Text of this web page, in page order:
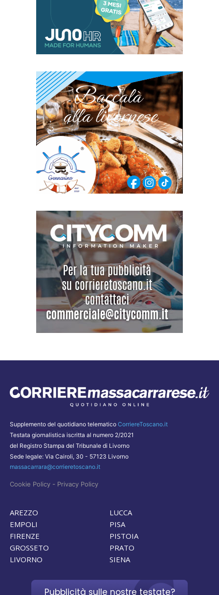
Supplemento del quotidiano telematico CorriereToscano.it
Testata giornalistica iscritta al numero 2/2021
del Registro Stampa del Tribunale di Livorno
Sede legale: Via Cairoli, 30 - 57123 Livorno
massacarrara@corrieretoscano.it
Cookie Policy - Privacy Policy
AREZZO
EMPOLI
FIRENZE
GROSSETO
LIVORNO
LUCCA
PISA
PISTOIA
PRATO
SIENA
Pubblicità sulle nostre testate?